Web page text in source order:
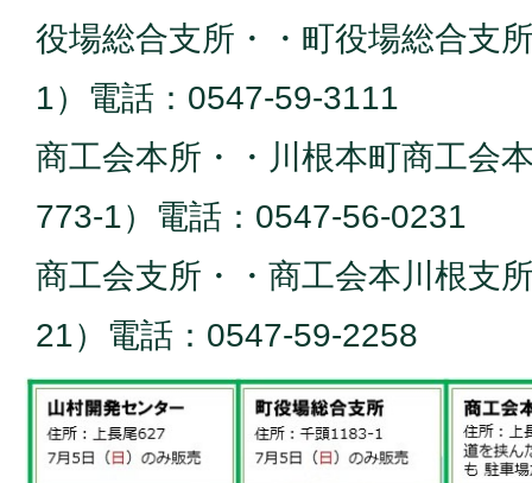
役場総合支所・・町役場総合支
1）電話：0547-59-3111
商工会本所・・川根本町商工会
773-1）電話：0547-56-0231
商工会支所・・商工会本川根支
21）電話：0547-59-2258